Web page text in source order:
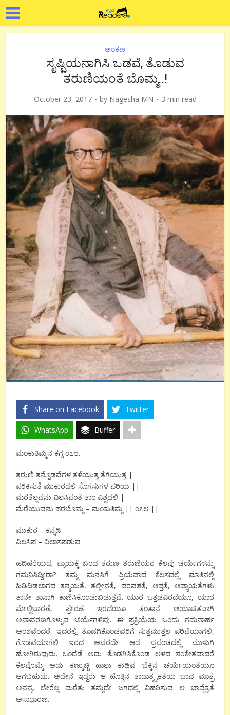
ಅಂಕಣ
ಸೃಷ್ಟಿಯನಾಗಿಸಿ ಒಡವೆ, ತೊಡುವ
ತರುಣಿಯಂತೆ ಬೊಮ್ಮ..!
October 23, 2017 by Nagesha MN 3 min read
Share on Facebook Twitter
WhatsApp Buffer
ಮಂಕುತಿಮ್ಮನ ಕಗ್ಗ ೦೭೮.
ತರುಣಿ ತನ್ನೊಡವೆಗಳ ತಳೆಯುತ್ತ ತೆಗೆಯುತ್ತ |
ಪರಿಕಿಸುತೆ ಮುಕುರದಲಿ ಸೊಗಸುಗಳ ಪರಿಯ ||
ಮರೆತೆಲ್ಲವನು ವಿಲಸಿಪಂತೆ ತಾಂ ವಿಶ್ವದಲಿ |
ಮೆರೆಯುವನು ಪರಬೊಮ್ಮ – ಮಂಕುತಿಮ್ಮ || ೦೭೮ ||
ಮುಕುರ – ಕನ್ನಡಿ
ವಿಲಸಿಪ – ವಿಲಾಸಪಡುವ
ಹದಿಹರೆಯದ, ಪ್ರಾಯಕ್ಕೆ ಬಂದ ತರುಣ ತರುಣಿಯರ ಕೆಲವು ಚರ್ಯೆಗಳನ್ನು
ಗಮನಿಸಿದ್ದೀರಾ? ತಮ್ಮ ಮನಸಿಗೆ ಪ್ರಿಯವಾದ ಕೆಲಸದಲ್ಲಿ ಮಾತಿನಲ್ಲಿ
ಹಿಡಿದಿಡಲಾಗದ ತನ್ಮಯತೆ, ತಲ್ಲೀನತೆ, ಪರವಶತೆ, ಆಪ್ತತೆ, ಆಪ್ಯಾಯತೆಗಳು
ತಾನೇ ತಾನಾಗಿ ಕಾಣಿಸಿಕೊಂಡುಬಿಡುತ್ತವೆ. ಯಾರ ಒತ್ತಡವಿರದೆಯೂ, ಯಾರ
ಮೇಲ್ವಿಚಾರಣೆ, ಪ್ರೇರಣೆ ಇರದೆಯೂ ತಂತಾನೆ ಆಯಾಚಿತವಾಗಿ
ಅನಾವರಣಗೊಳ್ಳುವ ಚರ್ಯೆಗಳಿವು. ಈ ಪ್ರಕ್ರಿಯೆಯ ಒಂದು ಗಮನಾರ್ಹ
ಅಂಶವೆಂದರೆ, ಇದರಲ್ಲಿ ತೊಡಗಿಕೊಂಡವರಿಗೆ ಸುತ್ತಮುತ್ತಲ ಪರಿವೆಯಾಗಲಿ,
ಗೊಡವೆಯಾಗಲಿ ಇರದ ಅವರದೇ ಆದ ಪ್ರಪಂಚದಲ್ಲಿ ಮುಳುಗಿ
ಹೋಗಿರುವುದು. ಒಂದೆಡೆ ಅದು ತೊಡಗಿಸಿಕೊಂಡ ಆಳದ ಸಂಕೇತವಾದರೆ
ಕೆಲವೊಮ್ಮೆ ಅದು ಕಣ್ಮುಚ್ಚಿ ಹಾಲು ಕುಡಿವ ಬೆಕ್ಕಿನ ಚರ್ಯೆಯಂತೆಯೂ
ಆಗಬಹುದು. ಅದೇನೆ ಇದ್ದರು ಆ ಹೊತ್ತಿನ ತಾದಾತ್ಮ್ಯಕತೆಯ ಭಾವ ಮಾತ್ರ
ಅನನ್ಯ. ಬೇರೆಲ್ಲ ಮರೆತು ತಮ್ಮದೇ ಜಗದಲ್ಲಿ ವಿಹರಿಸುವ ಆ ಭಾವೈಕ್ಯತೆ
ಅಸಾಧಾರಣ.